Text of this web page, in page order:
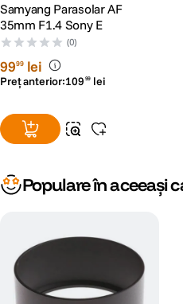
Samyang Parasolar AF
35mm F1.4 Sony E
(0)
9999 lei
Preț anterior:109 99 lei
Populare în aceeași